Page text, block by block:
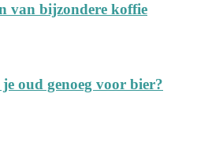
van bijzondere koffie
oud genoeg voor bier?